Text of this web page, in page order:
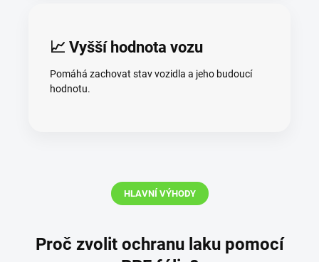
📈 Vyšší hodnota vozu
Pomáhá zachovat stav vozidla a jeho budoucí
hodnotu.
HLAVNÍ VÝHODY
Proč zvolit ochranu laku pomocí